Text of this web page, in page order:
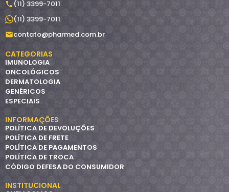
(11) 3399-7011
(11) 3399-7011
contato@pharmed.com.br
CATEGORIAS
IMUNOLOGIA
ONCOLÓGICOS
DERMATOLOGIA
GENÉRICOS
ESPECIAIS
INFORMAÇÕES
POLÍTICA DE DEVOLUÇÕES
POLÍTICA DE FRETE
POLÍTICA DE PAGAMENTOS
POLÍTICA DE TROCA
CÓDIGO DEFESA DO CONSUMIDOR
INSTITUCIONAL